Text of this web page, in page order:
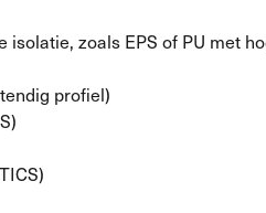
isolatie, zoals EPS of PU met
profiel)